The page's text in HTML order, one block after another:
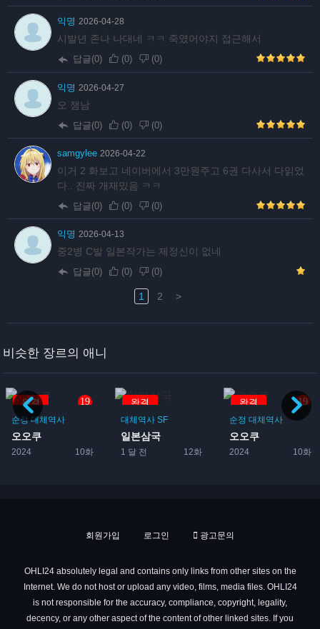
익명 2026-04-28
시발년 존나 나대네 ㅋㅋ 죽였어야지 접근해서
답글(0) (0) (0)
익명 2026-04-27
오 잼남
답글(0) (0) (0)
samgylee 2026-04-22
이거 2 화보고 네이버에서 3만원주고 6권 다사서 다읽었
다.. 진짜 개재밌음 ㅋㅋ
답글(0) (0) (0)
익명 2026-04-13
중2병 C발 일본작가는 제정신이 없네
답글(0) (0) (0)
1 2 >
비슷한 장르의 애니
완결 19
순정 대체역사
오오쿠
2024 10화
완결
대체역사 SF
일본삼국
1 달 전 12화
완결 19
순정 대체역사
오오쿠
2024 10화
회원가입 로그인 광고문의
OHLI24 absolutely legal and contains only links from other sites on the
Internet. We do not host or upload any video, films, media files. OHLI24
is not responsible for the accuracy, compliance, copyright, legality,
decency, or any other aspect of the content of other linked sites. If you